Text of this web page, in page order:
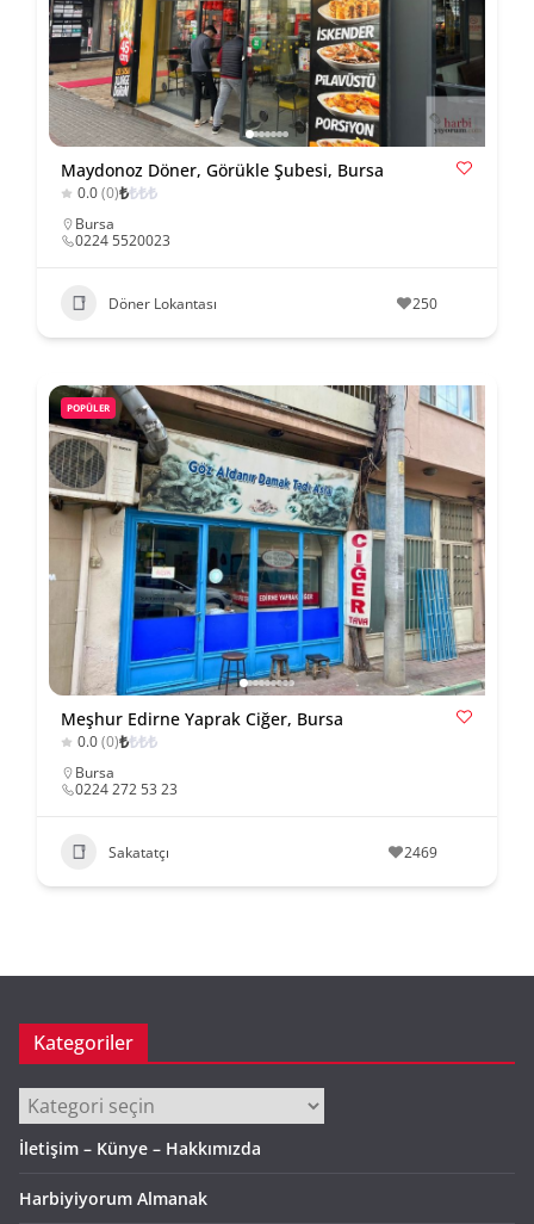
Maydonoz Döner, Görükle Şubesi, Bursa
0.0(0)₺₺₺₺
Bursa
0224 5520023
Döner Lokantası 250
POPÜLER
Meşhur Edirne Yaprak Ciğer, Bursa
0.0(0)₺₺₺₺
Bursa
0224 272 53 23
Sakatatçı 2469
Kategoriler
Kategoriler
İletişim – Künye – Hakkımızda
Harbiyiyorum Almanak